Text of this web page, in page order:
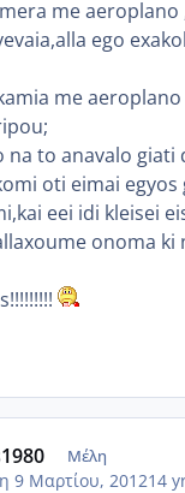
me
ego
me
na to anavalo
oti eimai
eei idi kleisei
onoma ki
Μέλη
9 Μαρτίου, 201214